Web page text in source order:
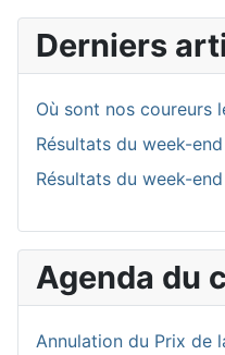
Derniers
Où sont nos coureurs
Résultats du week-
Résultats du week-
Agenda du
Annulation du Prix de